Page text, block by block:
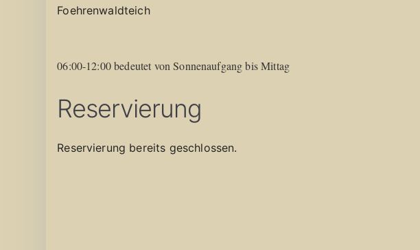
Foehrenwaldteich
06:00-12:00 bedeutet von Sonnenaufgang bis Mittag
Reservierung
Reservierung bereits geschlossen.